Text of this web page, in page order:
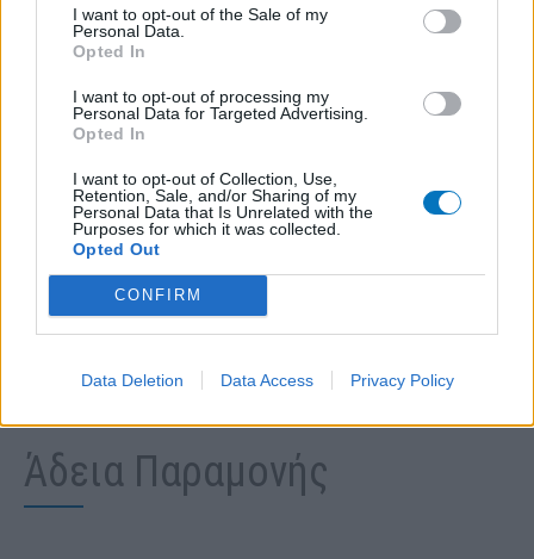
I want to opt-out of the Sale of my
Personal Data.
Opted In
I want to opt-out of processing my
Personal Data for Targeted Advertising.
Opted In
I want to opt-out of Collection, Use,
Retention, Sale, and/or Sharing of my
Personal Data that Is Unrelated with the
Purposes for which it was collected.
Opted Out
CONFIRM
Data Deletion Data Access Privacy Policy
νέες θέσεις εργασίας κατά το πρώτο έτος της επένδυσης τις
οποίες να διατηρεί, μαζί με τον αριθμό των συνολικών θέσεων
Η golden visa προβλέπεται πως θα έχει ισχύ για ένα έτος και θα
ανανεώνεται για διάστημα δύο ετών κάθε φορά, για όσο
πληρούνται οι λοιπές προϋποθέσεις χορήγησης της άδειας.
Παράλληλα, το νομοσχέδιο προβλέπει και τη διαδικασία της
χορήγησης άδειας διαμονής σε πολίτες τρίτων χωρών, σε
περίπτωση που η επένδυση πραγματοποιείται από κάποιο
Άδεια Παραμονής